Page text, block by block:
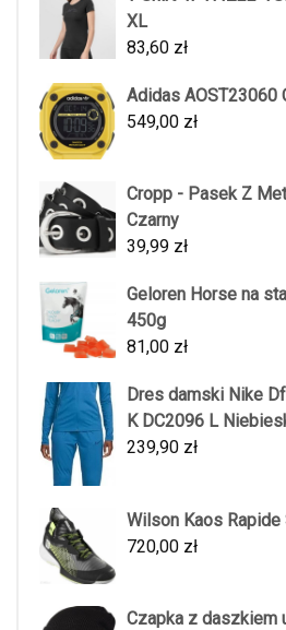
XL
83,60 zł
Adidas AOST23060
549,00 zł
Cropp - Pasek Z
Czarny
39,99 zł
Geloren Horse na
450g
81,00 zł
Dres damski Nike
K DC2096 L
239,90 zł
Wilson Kaos
720,00 zł
Czapka z daszkiem